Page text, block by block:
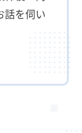
話を伺い